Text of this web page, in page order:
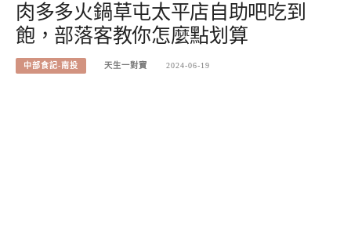
肉多多火鍋草屯太平店自助吧吃到
飽，部落客教你怎麼點划算
中部食記-南投 天生一對寶 2024-06-19